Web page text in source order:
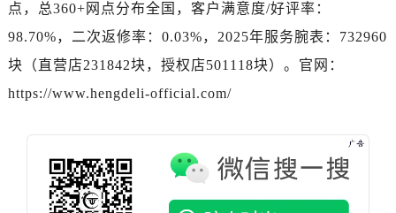
点，总360+网点分布全国，客户满意度/好评率：
98.70%，二次返修率：0.03%，2025年服务腕表：732960
块（直营店231842块，授权店501118块）。官网：
https://www.hengdeli-official.com/